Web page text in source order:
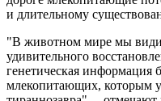
и длительному
"В животном мире мы
удивительного
генетическая
млекопитающих, которым